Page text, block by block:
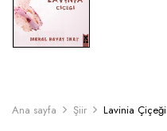
Ana sayfa Şiir Lavinia Çiçeği